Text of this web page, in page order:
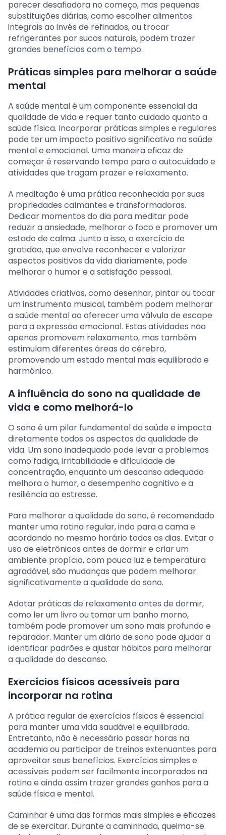
parecer desafiadora no começo, mas pequenas
substituições diárias, como escolher alimentos
integrais ao invés de refinados, ou trocar
refrigerantes por sucos naturais, podem trazer
grandes benefícios com o tempo.
Práticas simples para melhorar a saúde
mental
A saúde mental é um componente essencial da
qualidade de vida e requer tanto cuidado quanto a
saúde física. Incorporar práticas simples e regulares
pode ter um impacto positivo significativo na saúde
mental e emocional. Uma maneira eficaz de
começar é reservando tempo para o autocuidado e
atividades que tragam prazer e relaxamento.
A meditação é uma prática reconhecida por suas
propriedades calmantes e transformadoras.
Dedicar momentos do dia para meditar pode
reduzir a ansiedade, melhorar o foco e promover um
estado de calma. Junto a isso, o exercício de
gratidão, que envolve reconhecer e valorizar
aspectos positivos da vida diariamente, pode
melhorar o humor e a satisfação pessoal.
Atividades criativas, como desenhar, pintar ou tocar
um instrumento musical, também podem melhorar
a saúde mental ao oferecer uma válvula de escape
para a expressão emocional. Estas atividades não
apenas promovem relaxamento, mas também
estimulam diferentes áreas do cérebro,
promovendo um estado mental mais equilibrado e
harmônico.
A influência do sono na qualidade de
vida e como melhorá-lo
O sono é um pilar fundamental da saúde e impacta
diretamente todos os aspectos da qualidade de
vida. Um sono inadequado pode levar a problemas
como fadiga, irritabilidade e dificuldade de
concentração, enquanto um descanso adequado
melhora o humor, o desempenho cognitivo e a
resiliência ao estresse.
Para melhorar a qualidade do sono, é recomendado
manter uma rotina regular, indo para a cama e
acordando no mesmo horário todos os dias. Evitar o
uso de eletrônicos antes de dormir e criar um
ambiente propício, com pouca luz e temperatura
agradável, são mudanças que podem melhorar
significativamente a qualidade do sono.
Adotar práticas de relaxamento antes de dormir,
como ler um livro ou tomar um banho morno,
também pode promover um sono mais profundo e
reparador. Manter um diário de sono pode ajudar a
identificar padrões e ajustar hábitos para melhorar
a qualidade do descanso.
Exercícios físicos acessíveis para
incorporar na rotina
A prática regular de exercícios físicos é essencial
para manter uma vida saudável e equilibrada.
Entretanto, não é necessário passar horas na
academia ou participar de treinos extenuantes para
aproveitar seus benefícios. Exercícios simples e
acessíveis podem ser facilmente incorporados na
rotina e ainda assim trazer grandes ganhos para a
saúde física e mental.
Caminhar é uma das formas mais simples e eficazes
de se exercitar. Durante a caminhada, queima-se